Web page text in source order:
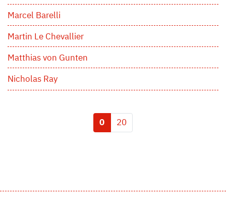
Marcel Barelli
Martin Le Chevallier
Matthias von Gunten
Nicholas Ray
0 20